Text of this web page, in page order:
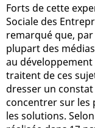
Forts de cette
Sociale des
remarqué que,
plupart des
au développement
traitent de ces
dresser un
concentrer sur les
les solutions.